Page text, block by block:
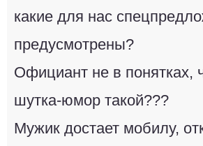
какие для нас
предусмотрены?
Официант не в понятках,
шутка-юмор такой???
Мужик достает мобилу,